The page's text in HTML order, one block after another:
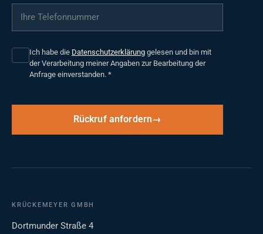
Ihre Telefonnummer
Ich habe die Datenschutzerklärung gelesen und bin mit
der Verarbeitung meiner Angaben zur Bearbeitung der
Anfrage einverstanden. *
Rückruf anfordern
KRÜCKEMEYER GMBH
Dortmunder Straße 4